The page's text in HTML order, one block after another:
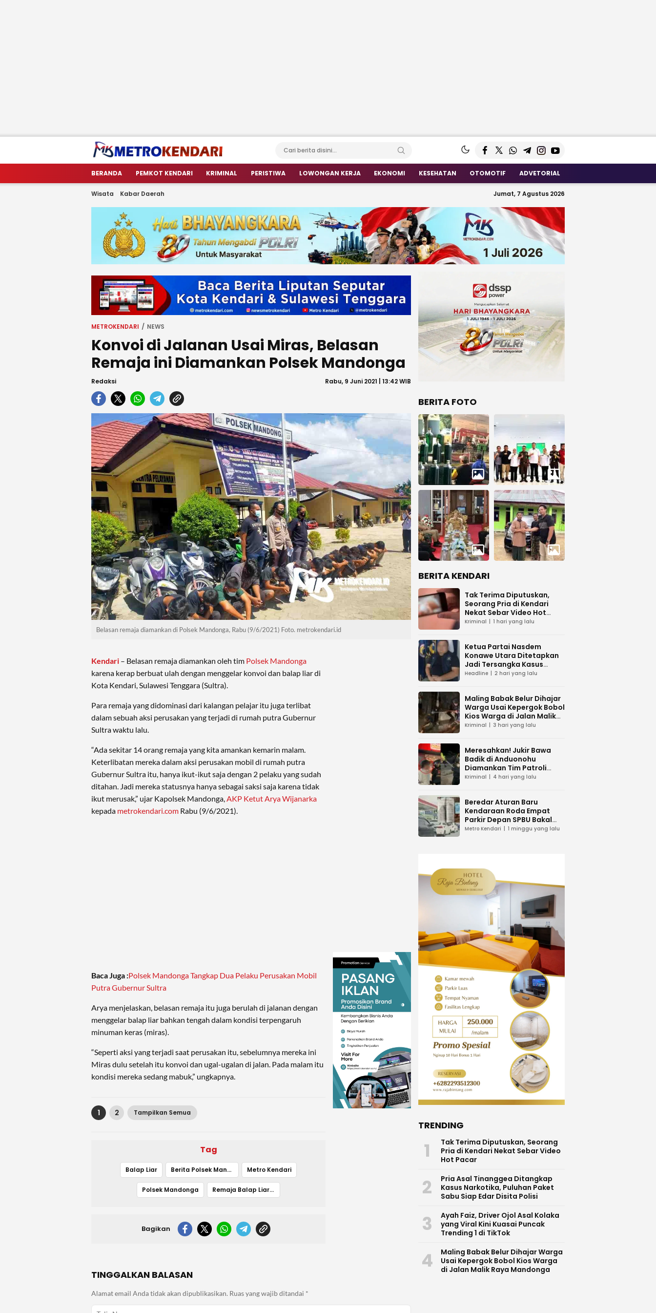
metrokendari
Berita Terkini Sulawesi Tenggara
BERANDA PEMKOT KENDARI KRIMINAL PERISTIWA LOWONGAN KERJA EKONOMI KESEHATAN OTOMOTIF ADVETORIAL
Wisata Kabar Daerah Jumat, 7 Agustus 2026
METROKENDARI NEWS
Konvoi di Jalanan Usai Miras, Belasan
Remaja ini Diamankan Polsek Mandonga
Redaksi Rabu, 9 Juni 2021 | 13:42 WIB
Belasan remaja diamankan di Polsek Mandonga, Rabu (9/6/2021) Foto. metrokendari.id
Kendari – Belasan remaja diamankan oleh tim Polsek Mandonga
karena kerap berbuat ulah dengan menggelar konvoi dan balap liar di
Kota Kendari, Sulawesi Tenggara (Sultra).
Para remaja yang didominasi dari kalangan pelajar itu juga terlibat
dalam sebuah aksi perusakan yang terjadi di rumah putra Gubernur
Sultra waktu lalu.
“Ada sekitar 14 orang remaja yang kita amankan kemarin malam.
Keterlibatan mereka dalam aksi perusakan mobil di rumah putra
Gubernur Sultra itu, hanya ikut-ikut saja dengan 2 pelaku yang sudah
ditahan. Jadi mereka statusnya hanya sebagai saksi saja karena tidak
ikut merusak,” ujar Kapolsek Mandonga, AKP Ketut Arya Wijanarka
kepada metrokendari.com Rabu (9/6/2021).
Baca Juga :Polsek Mandonga Tangkap Dua Pelaku Perusakan Mobil
Putra Gubernur Sultra
Arya menjelaskan, belasan remaja itu juga berulah di jalanan dengan
menggelar balap liar bahkan tengah dalam kondisi terpengaruh
minuman keras (miras).
“Seperti aksi yang terjadi saat perusakan itu, sebelumnya mereka ini
Miras dulu setelah itu konvoi dan ugal-ugalan di jalan. Pada malam itu
kondisi mereka sedang mabuk,” ungkapnya.
1 2 Tampilkan Semua
Tag
Balap Liar Berita Polsek Mandonga Metro Kendari
Polsek Mandonga Remaja Balap Liar Kendari
Bagikan
TINGGALKAN BALASAN
Alamat email Anda tidak akan dipublikasikan. Ruas yang wajib ditandai *
BERITA FOTO
BERITA KENDARI
Tak Terima Diputuskan,
Seorang Pria di Kendari
Nekat Sebar Video Hot
Pacar
Kriminal 1 hari yang lalu
Ketua Partai Nasdem
Konawe Utara Ditetapkan
Jadi Tersangka Kasus
Dugaan Penipuan
Headline 2 hari yang lalu
Maling Babak Belur Dihajar
Warga Usai Kepergok Bobol
Kios Warga di Jalan Malik
Raya Mandonga
Kriminal 3 hari yang lalu
Meresahkan! Jukir Bawa
Badik di Anduonohu
Diamankan Tim Patroli
Polresta Kendari
Kriminal 4 hari yang lalu
Beredar Aturan Baru
Kendaraan Roda Empat
Parkir Depan SPBU Bakal
Dikenakan Pungutan Karcis
Metro Kendari 1 minggu yang lalu
TRENDING
1
Tak Terima Diputuskan, Seorang
Pria di Kendari Nekat Sebar Video
Hot Pacar
2
Pria Asal Tinanggea Ditangkap
Kasus Narkotika, Puluhan Paket
Sabu Siap Edar Disita Polisi
3
Ayah Faiz, Driver Ojol Asal Kolaka
yang Viral Kini Kuasai Puncak
Trending 1 di TikTok
4
Maling Babak Belur Dihajar Warga
Usai Kepergok Bobol Kios Warga
di Jalan Malik Raya Mandonga